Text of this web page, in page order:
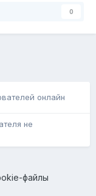
0
онлайн
не
файлы